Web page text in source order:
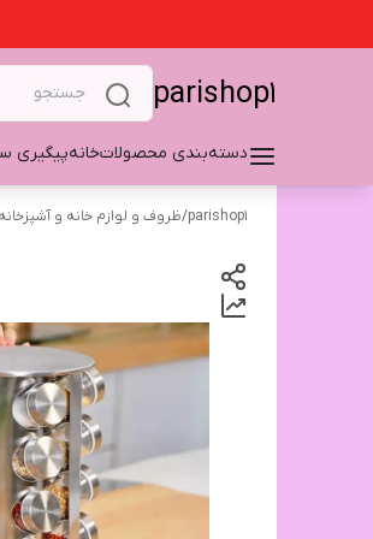
parishop1
دسته‌بندی محصولاتخانهپیگیری
parishop1
/ظروف و لوازم خانه و آشپزخانه